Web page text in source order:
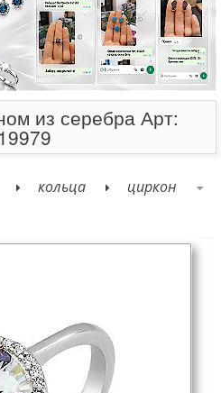
из серебра Арт:
кольца циркон